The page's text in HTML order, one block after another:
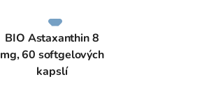
BIO Astaxanthin 8
mg, 60 softgelových
kapslí